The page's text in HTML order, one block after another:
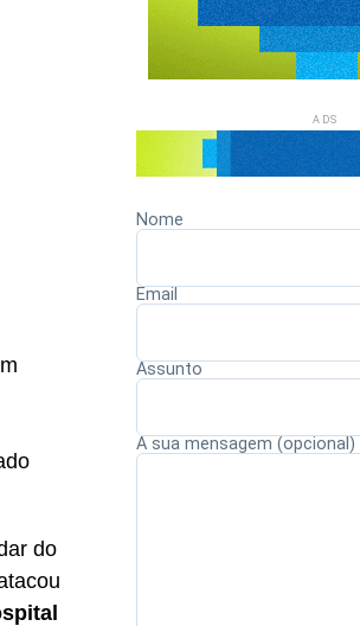
do
ADS
Nome
Email
Assunto
A sua mensagem (opcional)